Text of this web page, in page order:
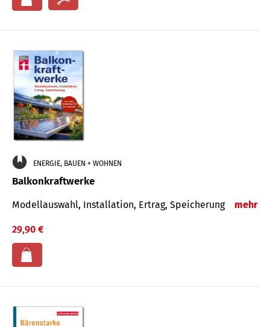
ENERGIE, BAUEN + WOHNEN
Balkonkraftwerke
Modellauswahl, Installation, Ertrag, Speicherung mehr
29,90 €